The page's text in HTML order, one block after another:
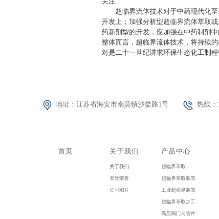
超临界流体技术对于中药现代化至
开发上；加强分析型超临界流体萃取
药新剂型的开发，应加强在中药制剂
整体而言，超临界流体技术，将持续
对是二十一世纪讲求环保生态化工制
地址：江苏省海安市南莫镇沙娄路1号 热线：
首页 关于我们
关于我们
资质荣誉
公司图片
产品中心
超临界萃取：
超临界萃取装置
工业超临界装置
超临界萃取加工
高压阀门与管件